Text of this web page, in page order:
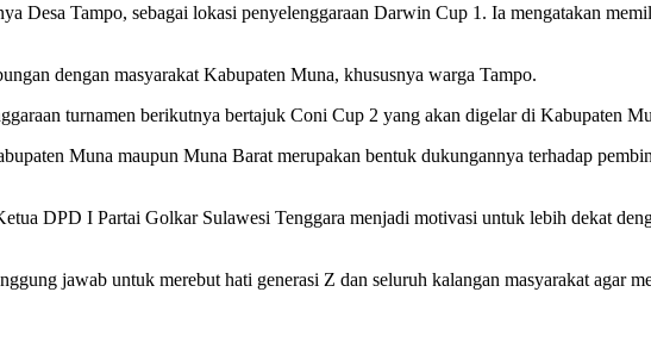
Desa Tampo, sebagai lokasi penyelenggaraan Darwin Cup 1. Ia mengatakan
dengan masyarakat Kabupaten Muna, khususnya warga Tampo.
turnamen berikutnya bertajuk Coni Cup 2 yang akan digelar di Kabupaten
Muna maupun Muna Barat merupakan bentuk dukungannya terhadap
DPD I Partai Golkar Sulawesi Tenggara menjadi motivasi untuk lebih dekat
jawab untuk merebut hati generasi Z dan seluruh kalangan masyarakat agar